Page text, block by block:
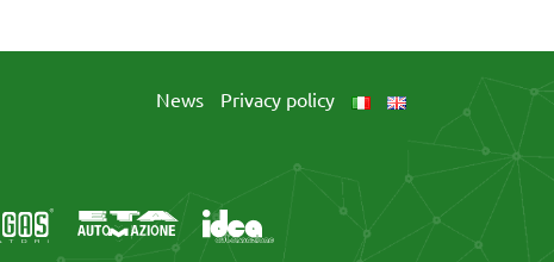
News Privacy policy